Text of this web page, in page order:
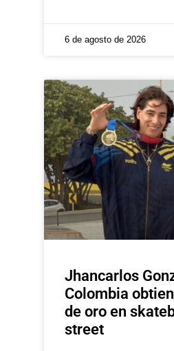
6 de agosto de 2026
Jhancarlos
Colombia
de oro en
street